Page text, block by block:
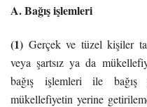
A. Bağış işlemleri
(1) Gerçek ve tüzel kişiler
veya şartsız ya da
bağış işlemleri ile bağış
mükellefiyetin yerine